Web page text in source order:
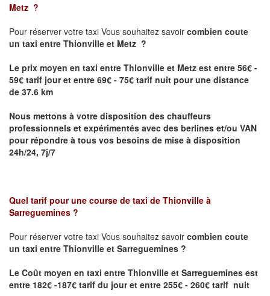
Metz ?
Pour réserver votre taxi Vous souhaitez savoir combien coute
un taxi entre Thionville et Metz ?
Le prix moyen en taxi entre Thionville et Metz est entre 56€ -
59€ tarif jour et entre 69€ - 75€ tarif nuit pour une distance
de 37.6 km
Nous mettons à votre disposition des chauffeurs
professionnels et expérimentés avec des berlines et/ou VAN
pour répondre à tous vos besoins de mise à disposition
24h/24, 7j/7
Quel tarif pour une course de taxi de Thionville à
Sarreguemines ?
Pour réserver votre taxi Vous souhaitez savoir combien coute
un taxi entre Thionville et Sarreguemines ?
Le Coût moyen en taxi entre Thionville et Sarreguemines est
entre 182€ -187€ tarif du jour et entre 255€ - 260€ tarif nuit